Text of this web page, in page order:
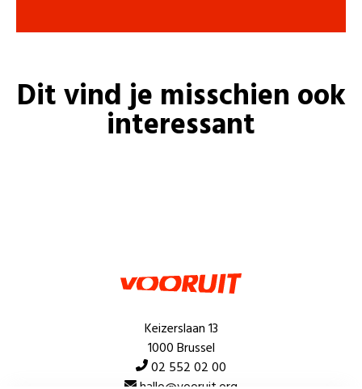
Dit vind je misschien ook
interessant
Keizerslaan 13
1000 Brussel
02 552 02 00